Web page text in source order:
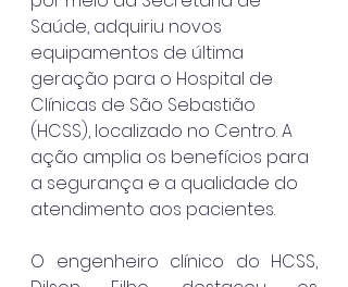
Saúde, adquiriu novos
equipamentos de última
geração para o Hospital de
Clínicas de São Sebastião
(HCSS), localizado no Centro. A
ação amplia os benefícios para
a segurança e a qualidade do
atendimento aos pacientes.
O engenheiro clínico do HCSS,